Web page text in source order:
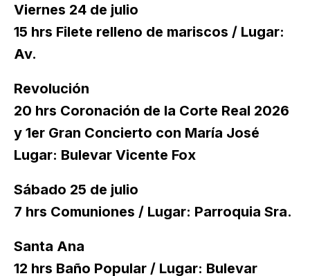
Viernes 24 de julio
15 hrs Filete relleno de mariscos / Lugar:
Av.
Revolución
20 hrs Coronación de la Corte Real 2026
y 1er Gran Concierto con María José
Lugar: Bulevar Vicente Fox
Sábado 25 de julio
7 hrs Comuniones / Lugar: Parroquia Sra.
Santa Ana
12 hrs Baño Popular / Lugar: Bulevar